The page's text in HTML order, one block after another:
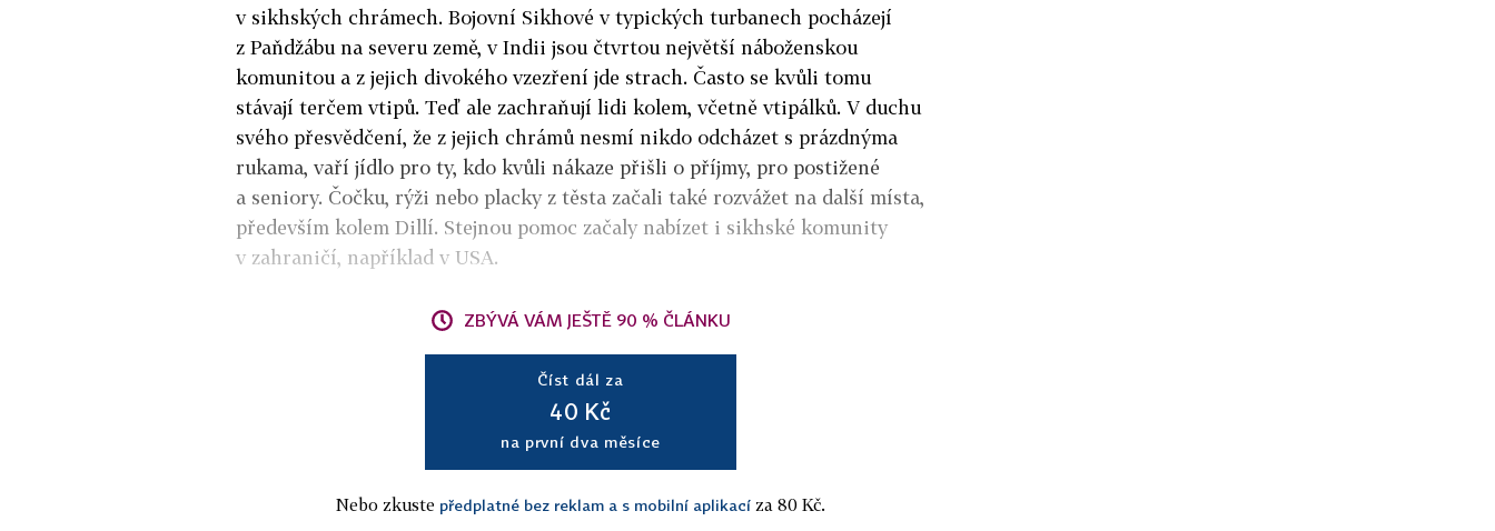
v sikhských chrámech. Bojovní Sikhové v typických turbanech pocházejí
z Paňdžábu na severu země, v Indii jsou čtvrtou největší náboženskou
komunitou a z jejich divokého vzezření jde strach. Často se kvůli tomu
stávají terčem vtipů. Teď ale zachraňují lidi kolem, včetně vtipálků. V duchu
svého přesvědčení, že z jejich chrámů nesmí nikdo odcházet s prázdnýma
rukama, vaří jídlo pro ty, kdo kvůli nákaze přišli o příjmy, pro postižené
a seniory. Čočku, rýži nebo placky z těsta začali také rozvážet na další místa,
především kolem Dillí. Stejnou pomoc začaly nabízet i sikhské komunity
v zahraničí, například v USA.
ZBÝVÁ VÁM JEŠTĚ 90 % ČLÁNKU
Číst dál za
40 Kč
na první dva měsíce
Nebo zkuste předplatné bez reklam a s mobilní aplikací za 80 Kč.